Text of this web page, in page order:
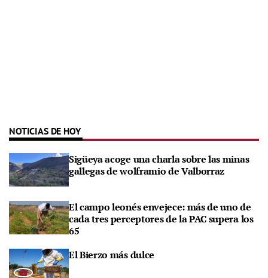
NOTICIAS DE HOY
Sigüeya acoge una charla sobre las minas
gallegas de wolframio de Valborraz
El campo leonés envejece: más de uno de
cada tres perceptores de la PAC supera los
65
El Bierzo más dulce